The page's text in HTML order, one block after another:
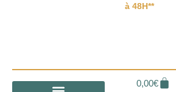
à 48H**
0,00€